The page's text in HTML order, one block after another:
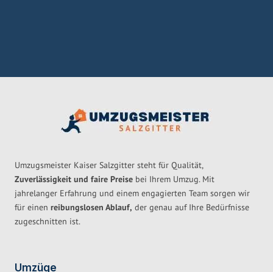
Umzugsmeister Kaiser Salzgitter steht für Qualität,
Zuverlässigkeit und faire Preise bei Ihrem Umzug. Mit
jahrelanger Erfahrung und einem engagierten Team sorgen wir
für einen reibungslosen Ablauf, der genau auf Ihre Bedürfnisse
zugeschnitten ist.
Umzüge